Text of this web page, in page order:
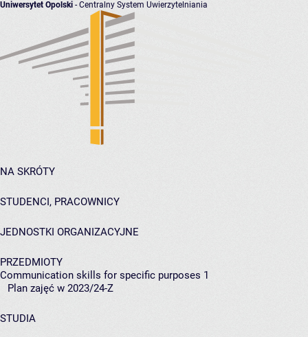
Uniwersytet Opolski - Centralny System Uwierzytelniania
NA SKRÓTY
STUDENCI, PRACOWNICY
JEDNOSTKI ORGANIZACYJNE
PRZEDMIOTY
Communication skills for specific purposes 1
Plan zajęć w 2023/24-Z
STUDIA